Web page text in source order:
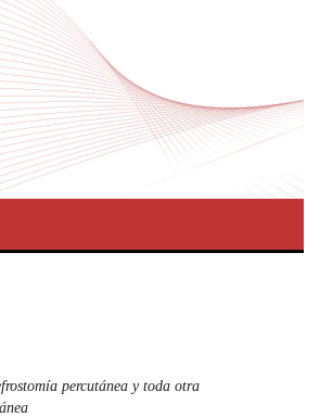
percutánea y toda otra